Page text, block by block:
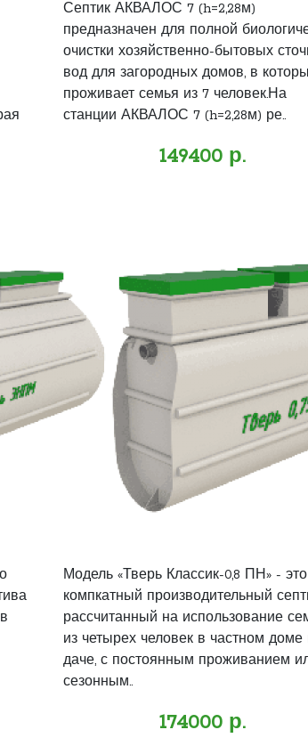
Септик АКВАЛОС 7 (h=2,28м)
предназначен для полной
очистки хозяйственно-бытовых
вод для загородных домов, в
проживает семья из 7 человек.На
станции АКВАЛОС 7 (h=2,28м) ре..
149400 р.
Модель «Тверь Классик-0,8 ПН» - это
компкатный производительный
рассчитанный на использование
из четырех человек в частном доме
даче, с постоянным проживанием
сезонным..
174000 р.